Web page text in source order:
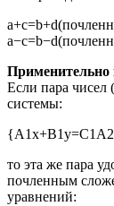
a+c=b+d(
a−c=b−d(
Применительно
Если пара чисел (
системы:
{A1x+B1y=C1 A2
то эта же пара
почленным
уравнений: